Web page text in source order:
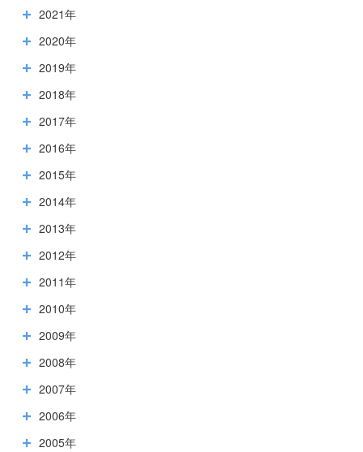
2021年
2020年
2019年
2018年
2017年
2016年
2015年
2014年
2013年
2012年
2011年
2010年
2009年
2008年
2007年
2006年
2005年